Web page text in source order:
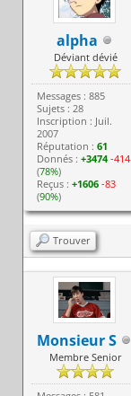
alpha
Déviant dévié
Messages : 885
Sujets : 28
Inscription : Juil.
2007
Réputation :61
Donnés :+3474 -414
(78%)
Reçus :+1606 -83
(90%)
Trouver
Monsieur S
Membre Senior